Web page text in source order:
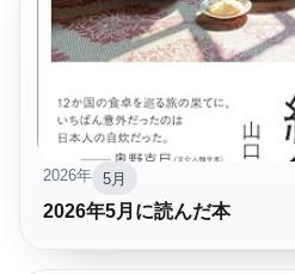
2026年 5月
2026年5月に読んだ本